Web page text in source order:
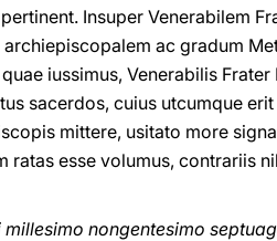
Insuper Venerabilem
ac gradum
iussimus, Venerabilis Frater
sacerdos, cuius utcumque erit
mittere, usitato more
ratas esse volumus, contrariis
nongentesimo